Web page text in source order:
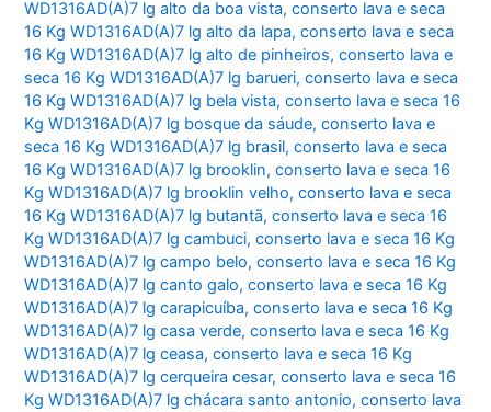
WD1316AD(A)7 lg alto da boa vista,conserto lava e seca
16 Kg WD1316AD(A)7 lg alto da lapa,conserto lava e seca
16 Kg WD1316AD(A)7 lg alto de pinheiros,conserto lava e
seca 16 Kg WD1316AD(A)7 lg barueri,conserto lava e seca
16 Kg WD1316AD(A)7 lg bela vista,conserto lava e seca 16
Kg WD1316AD(A)7 lg bosque da sáude,conserto lava e
seca 16 Kg WD1316AD(A)7 lg brasil,conserto lava e seca
16 Kg WD1316AD(A)7 lg brooklin,conserto lava e seca 16
Kg WD1316AD(A)7 lg brooklin velho,conserto lava e seca
16 Kg WD1316AD(A)7 lg butantã,conserto lava e seca 16
Kg WD1316AD(A)7 lg cambuci,conserto lava e seca 16 Kg
WD1316AD(A)7 lg campo belo,conserto lava e seca 16 Kg
WD1316AD(A)7 lg canto galo,conserto lava e seca 16 Kg
WD1316AD(A)7 lg carapicuíba,conserto lava e seca 16 Kg
WD1316AD(A)7 lg casa verde,conserto lava e seca 16 Kg
WD1316AD(A)7 lg ceasa,conserto lava e seca 16 Kg
WD1316AD(A)7 lg cerqueira cesar,conserto lava e seca 16
Kg WD1316AD(A)7 lg chácara santo antonio,conserto lava